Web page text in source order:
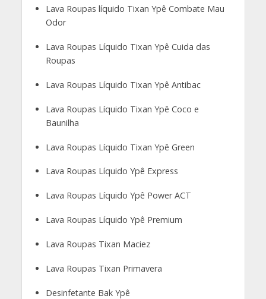
Lava Roupas líquido Tixan Ypê Combate Mau
Odor
Lava Roupas Líquido Tixan Ypê Cuida das
Roupas
Lava Roupas Líquido Tixan Ypê Antibac
Lava Roupas Líquido Tixan Ypê Coco e
Baunilha
Lava Roupas Líquido Tixan Ypê Green
Lava Roupas Líquido Ypê Express
Lava Roupas Líquido Ypê Power ACT
Lava Roupas Líquido Ypê Premium
Lava Roupas Tixan Maciez
Lava Roupas Tixan Primavera
Desinfetante Bak Ypê